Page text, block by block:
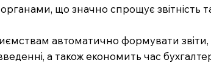
що значно спрощує звітність та
автоматично формувати
а також економить час